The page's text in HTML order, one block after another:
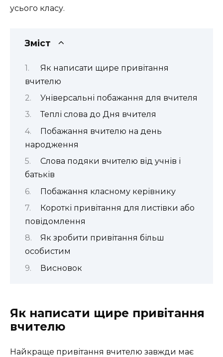
усього класу.
Зміст
Як написати щире привітання
вчителю
Універсальні побажання для вчителя
Теплі слова до Дня вчителя
Побажання вчителю на день
народження
Слова подяки вчителю від учнів і
батьків
Побажання класному керівнику
Короткі привітання для листівки або
повідомлення
Як зробити привітання більш
особистим
Висновок
Як написати щире привітання
вчителю
Найкраще привітання вчителю завжди має